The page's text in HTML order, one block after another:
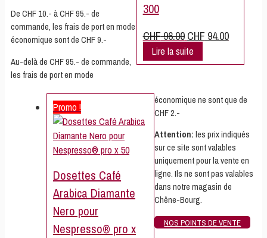
300
CHF96.00 Le
prix
initial
CHF 94.00Le
actuel
Lire la suite
Promo !
Dosettes Café
Arabica Diamante
Nero pour
Nespresso® pro x
De CHF 10.- à CHF 95.- de
commande, les frais de port en mode
économique sont de CHF 9.-
Au-delà de CHF 95.- de commande,
les frais de port en mode
économique ne sont que de
CHF 2.-
Attention: les prix indiqués
sur ce site sont valables
uniquement pour la vente en
ligne. Ils ne sont pas valables
dans notre magasin de
Chêne-Bourg.
NOS POINTS DE VENTE